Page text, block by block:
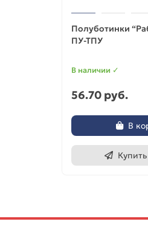
Полуботинки
ПУ-ТПУ
В наличии ✓
56.70 руб.
В